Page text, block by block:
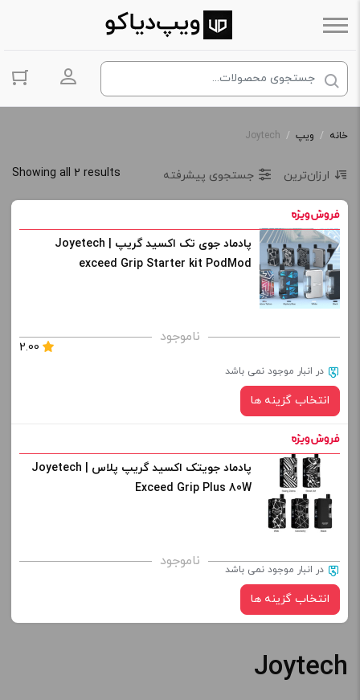
ورود به
خانه / ویپ /
Joytech
Showing all 2 results ارزان‌ترین جستجوی پیشرفته
پادماد جوی تک اکسید گریپ | Joyetech
exceed Grip Starter kit PodMod
ناموجود
2.00
در انبار موجود نمی باشد
انتخاب گزینه ها
رنگ:
برای فعال شدن سبد خرید و نمایش قیمت ، گزینه های محصول را
از کادر بالا انتخاب کنید.
+
پادماد جویتک اکسید گریپ پلاس | Joyetech
Exceed Grip Plus 80W
ناموجود در انبار موجود نمی باشد
انتخاب گزینه ها
Joytech